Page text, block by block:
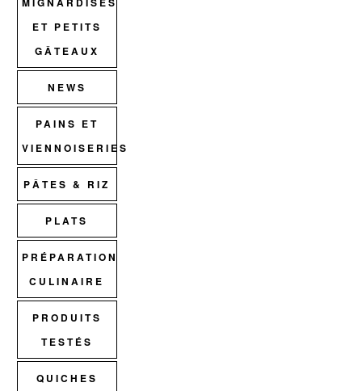
ET PETITS
GÂTEAUX
NEWS
PAINS ET
VIENNOISERIES
PÂTES & RIZ
PLATS
PRÉPARATION
CULINAIRE
PRODUITS
TESTÉS
QUICHES